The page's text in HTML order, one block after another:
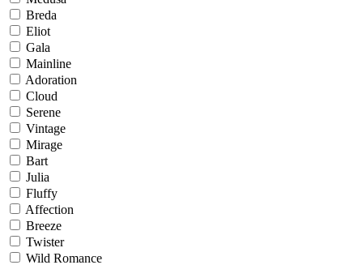
Breda
Eliot
Gala
Mainline
Adoration
Cloud
Serene
Vintage
Mirage
Bart
Julia
Fluffy
Affection
Breeze
Twister
Wild Romance